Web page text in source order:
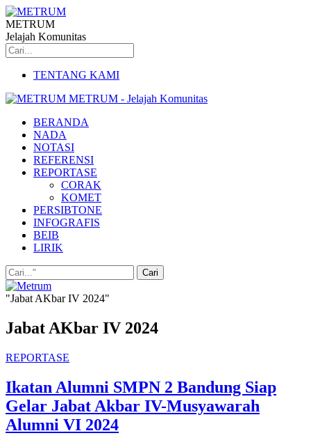
METRUM
Jelajah Komunitas
TENTANG KAMI
METRUM - Jelajah Komunitas
BERANDA
NADA
NOTASI
REFERENSI
REPORTASE
CORAK
KOMET
PERSIBTONE
INFOGRAFIS
BEIB
LIRIK
"Jabat AKbar IV 2024"
Jabat AKbar IV 2024
REPORTASE
Ikatan Alumni SMPN 2 Bandung Siap
Gelar Jabat Akbar IV-Musyawarah
Alumni VI 2024